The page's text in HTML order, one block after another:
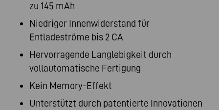
zu 145 mAh
Niedriger Innenwiderstand für
Entladeströme bis 2 CA
Hervorragende Langlebigkeit durch
vollautomatische Fertigung
Kein Memory-Effekt
Unterstützt durch patentierte Innovationen